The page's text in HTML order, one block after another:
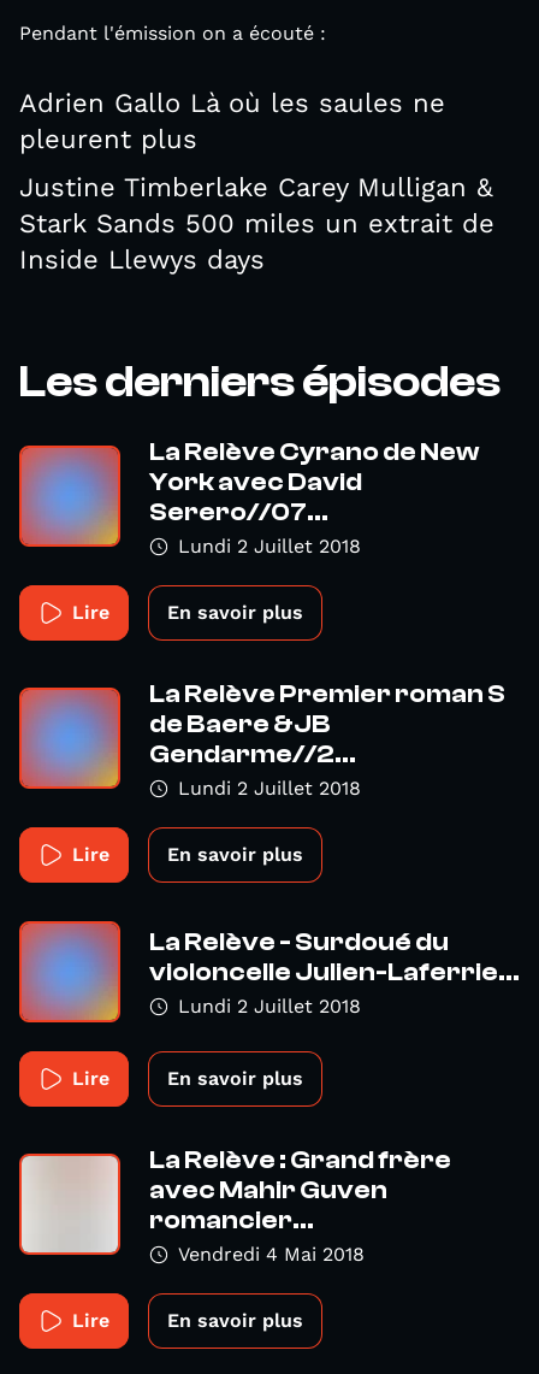
Pendant l'émission on a écouté :
Adrien Gallo Là où les saules ne
pleurent plus
Justine Timberlake Carey Mulligan &
Stark Sands 500 miles un extrait de
Inside Llewys days
Les derniers épisodes
La Relève Cyrano de New
York avec David
Serero//07...
Lundi 2 Juillet 2018
Lire En savoir plus
La Relève Premier roman S
de Baere &JB
Gendarme//2...
Lundi 2 Juillet 2018
Lire En savoir plus
La Relève - Surdoué du
violoncelle Julien-Laferrie...
Lundi 2 Juillet 2018
Lire En savoir plus
La Relève : Grand frère
avec Mahir Guven
romancier...
Vendredi 4 Mai 2018
Lire En savoir plus